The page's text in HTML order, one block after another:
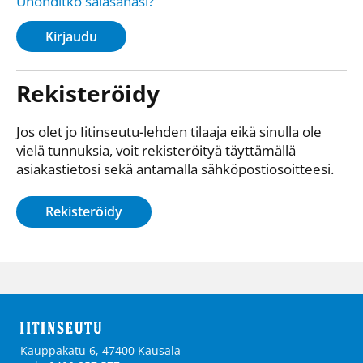
Kirjaudu
Rekisteröidy
Jos olet jo Iitinseutu-lehden tilaaja eikä sinulla ole
vielä tunnuksia, voit rekisteröityä täyttämällä
asiakastietosi sekä antamalla sähkö­posti­osoitteesi.
Rekisteröidy
Kauppakatu 6, 47400 Kausala